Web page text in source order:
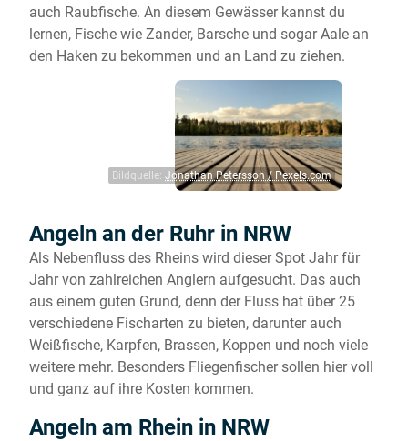
auch Raubfische. An diesem Gewässer kannst du
lernen, Fische wie Zander, Barsche und sogar Aale an
den Haken zu bekommen und an Land zu ziehen.
Bildquelle: Jonathan Petersson / Pexels.com
Angeln an der Ruhr in NRW
Als Nebenfluss des Rheins wird dieser Spot Jahr für
Jahr von zahlreichen Anglern aufgesucht. Das auch
aus einem guten Grund, denn der Fluss hat über 25
verschiedene Fischarten zu bieten, darunter auch
Weißfische, Karpfen, Brassen, Koppen und noch viele
weitere mehr. Besonders Fliegenfischer sollen hier voll
und ganz auf ihre Kosten kommen.
Angeln am Rhein in NRW